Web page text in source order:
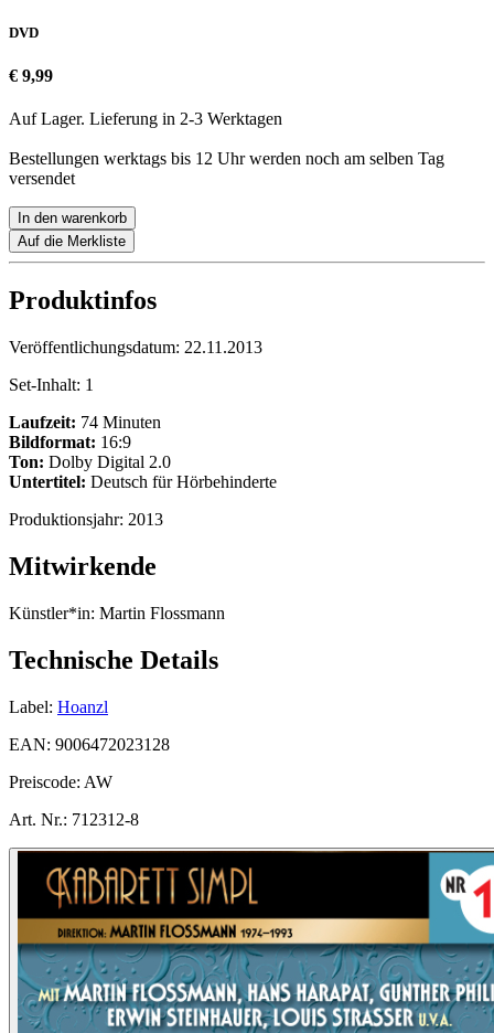
DVD
€ 9,99
Auf Lager. Lieferung in 2-3 Werktagen
Bestellungen werktags bis 12 Uhr werden noch am selben Tag
versendet
In den warenkorb
Auf die Merkliste
Produktinfos
Veröffentlichungsdatum: 22.11.2013
Set-Inhalt: 1
Laufzeit: 74 Minuten
Bildformat: 16:9
Ton: Dolby Digital 2.0
Untertitel: Deutsch für Hörbehinderte
Produktionsjahr: 2013
Mitwirkende
Künstler*in: Martin Flossmann
Technische Details
Label: Hoanzl
EAN: 9006472023128
Preiscode: AW
Art. Nr.: 712312-8